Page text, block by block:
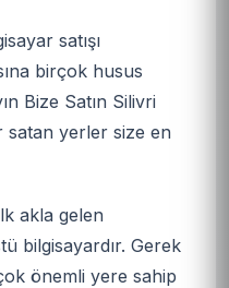
satışı
birçok husus
Bize Satın Silivri
satan yerler size en
akla gelen
bilgisayardır. Gerek
önemli yere sahip